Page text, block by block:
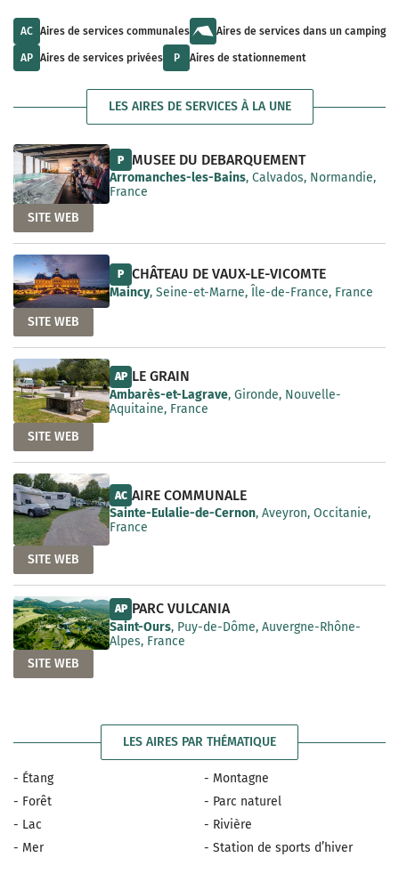
i
l
b
l
t
s
v
a
a
e
l
t
a
v
l
l
e
AC Aires de services communales Aires de services dans un camping
AP Aires de services privées P Aires de stationnement
LES AIRES DE SERVICES À LA UNE
P MUSEE DU DEBARQUEMENT
Arromanches-les-Bains, Calvados, Normandie,
France
SITE WEB
P CHÂTEAU DE VAUX-LE-VICOMTE
Maincy, Seine-et-Marne, Île-de-France, France
SITE WEB
AP LE GRAIN
Ambarès-et-Lagrave, Gironde, Nouvelle-
Aquitaine, France
SITE WEB
AC AIRE COMMUNALE
Sainte-Eulalie-de-Cernon, Aveyron, Occitanie,
France
SITE WEB
AP PARC VULCANIA
Saint-Ours, Puy-de-Dôme, Auvergne-Rhône-
Alpes, France
SITE WEB
LES AIRES PAR THÉMATIQUE
- Étang
- Forêt
- Lac
- Mer
- Montagne
- Parc naturel
- Rivière
- Station de sports d’hiver